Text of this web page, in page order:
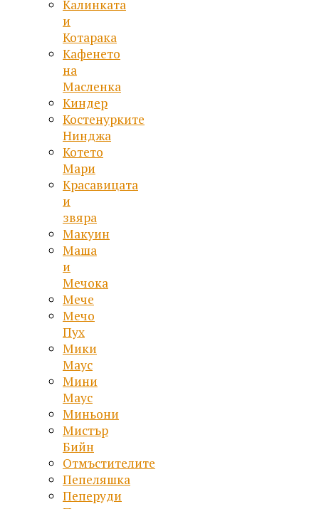
Калинката
и
Котарака
Кафенето
на
Масленка
Киндер
Костенурките
Нинджа
Котето
Мари
Красавицата
и
звяра
Макуин
Маша
и
Мечока
Мече
Мечо
Пух
Мики
Маус
Мини
Маус
Миньони
Мистър
Бийн
Отмъстителите
Пепеляшка
Пеперуди